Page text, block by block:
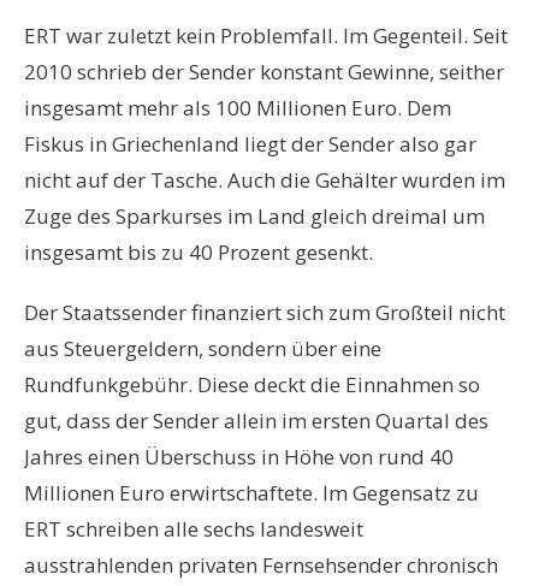
ERT war zuletzt kein Problemfall. Im Gegenteil. Seit
2010 schrieb der Sender konstant Gewinne, seither
insgesamt mehr als 100 Millionen Euro. Dem
Fiskus in Griechenland liegt der Sender also gar
nicht auf der Tasche. Auch die Gehälter wurden im
Zuge des Sparkurses im Land gleich dreimal um
insgesamt bis zu 40 Prozent gesenkt.
Der Staatssender finanziert sich zum Großteil nicht
aus Steuergeldern, sondern über eine
Rundfunkgebühr. Diese deckt die Einnahmen so
gut, dass der Sender allein im ersten Quartal des
Jahres einen Überschuss in Höhe von rund 40
Millionen Euro erwirtschaftete. Im Gegensatz zu
ERT schreiben alle sechs landesweit
ausstrahlenden privaten Fernsehsender chronisch